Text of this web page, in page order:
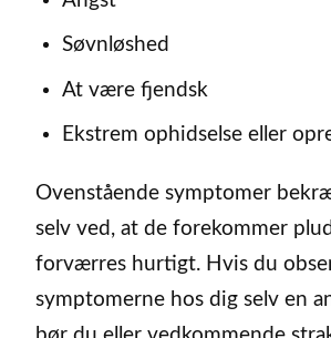
Søvnløshed
At være fjendsk
Ekstrem ophidselse eller
Ovenstående symptomer
selv ved, at de forekommer
forværres hurtigt. Hvis du
symptomerne hos dig selv en